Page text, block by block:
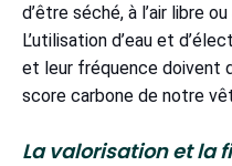
d’être séché, à l’air libre
L’utilisation d’eau et
et leur fréquence doivent
score carbone de notre
La valorisation et la